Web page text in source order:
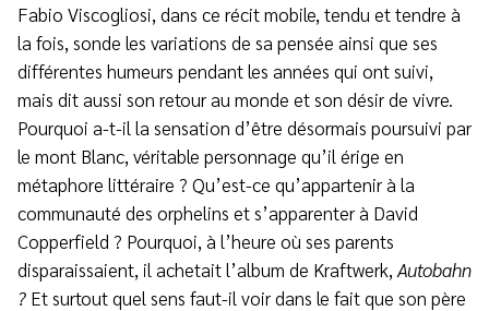
Fabio Viscogliosi, dans ce récit mobile, tendu et tendre à
la fois, sonde les variations de sa pensée ainsi que ses
différentes humeurs pendant les années qui ont suivi,
mais dit aussi son retour au monde et son désir de vivre.
Pourquoi a-t-il la sensation d’être désormais poursuivi par
le mont Blanc, véritable personnage qu’il érige en
métaphore littéraire ? Qu’est-ce qu’appartenir à la
communauté des orphelins et s’apparenter à David
Copperfield ? Pourquoi, à l’heure où ses parents
disparaissaient, il achetait l’album de Kraftwerk,Autobahn
? Et surtout quel sens faut-il voir dans le fait que son père